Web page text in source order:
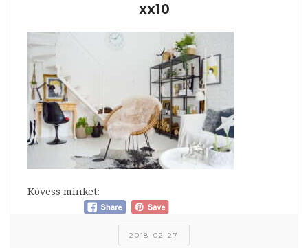
xx10
Kövess minket:
2018-02-27